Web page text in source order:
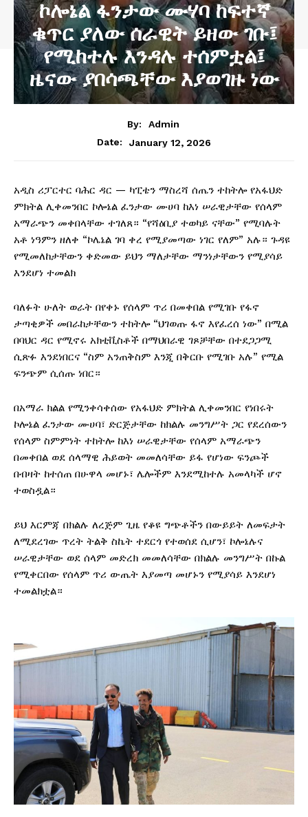
ኮሎኔል ፋንታው ሙሃባ ከፍተኛ
ቁጥር ያለው ሰራዊት ይዘው ገቡ፤
የሚከተሉ እንዳሉ ተሰምቷል፤
ዜናው ያበሳጫቸው እያወገዙ ነው
By:
Admin
Date:
January 12, 2026
አዲስ ሪፓርተር ባሕር ዳር — ካፒቴን ማስረሻ ሰጤን ተከትሎ የአፋህድ
ምክትል ሊቀመንበር ኮሎኔል ፈንታው ሙሀባ ከእነ ሠራዊታቸው የሰላም
አማራጭን መቀበላቸው ተገለጸ። “የሻዕቢያ ተወካይ ናቸው” የሚባሉት
አቶ ነዓምን ዘለቀ “ኮሌኔል ገባ ቀረ የሚያመጣው ነገር የለም” አሉ። ጉዳዩ
የሚመለከታቸውን ቀድመው ይህን ማለታቸው ማንነታቸውን የሚያሳይ
እንደሆነ ተመልክ
ባለፉት ሁለት ወራት በየቀኑ የሰላም ጥሪ በመቀበል የሚገቡ የፋኖ
ታጣቂዎች መበራከታቸውን ተከትሎ “ህገወጡ ፋኖ እየፈረሰ ነው” በሚል
በባህር ዳር የሚኖሩ አክቲቪስቶች በማህበራዊ ገጾቻቸው በተደጋጋሚ
ሲጽፉ እንደነበርና “ስም አንጠቅስም እንጂ በቅርቡ የሚገቡ አሉ” የሚል
ፍንጭም ሲሰጡ ነበር።
በአማራ ክልል የሚንቀሳቀሰው የአፋህድ ምክትል ሊቀመንበር የነበሩት
ኮሎኔል ፈንታው ሙሀባ፣ ድርጅታቸው ከክልሉ መንግሥት ጋር የደረሰውን
የሰላም ስምምነት ተከትሎ ከእነ ሠራዊታቸው የሰላም አማራጭን
በመቀበል ወደ ሰላማዊ ሕይወት መመለሳቸው ይፋ የሆነው ፍንጮች
በብዛት ከተሰጠ በሁዋላ መሆኑ፣ ሌሎችም እንደሚከተሉ አመላካች ሆኖ
ተወስዷል።
ይህ እርምጃ በክልሉ ለረጅም ጊዜ የቆዩ ግጭቶችን በውይይት ለመፍታት
ለሚደረገው ጥረት ትልቅ ስኬት ተደርጎ የተወሰደ ሲሆን፣ ኮሎኔሉና
ሠራዊታቸው ወደ ሰላም መድረክ መመለሳቸው በክልሉ መንግሥት በኩል
የሚቀርበው የሰላም ጥሪ ውጤት እያመጣ መሆኑን የሚያሳይ እንደሆነ
ተመልክቷል።